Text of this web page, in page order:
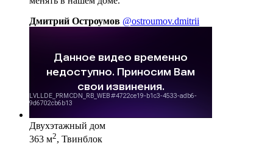
Дмитрий Остроумов @ostroumov.dmitrii
Двухэтажный дом
363 м2, Твинблок